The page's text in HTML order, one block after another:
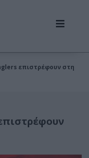
επιστρέφουν στη